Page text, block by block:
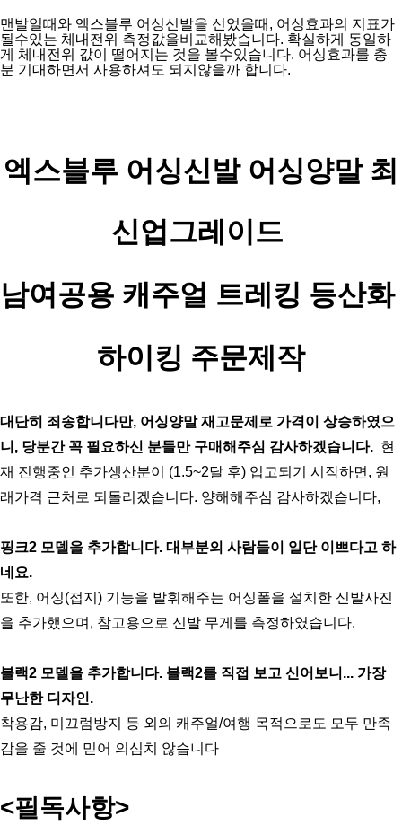
맨발일때와 엑스블루 어싱신발을 신었을때, 어싱효과의 지표가
될수있는 체내전위 측정값을비교해봤습니다. 확실하게 동일하
게 체내전위 값이 떨어지는 것을 볼수있습니다. 어싱효과를 충
분 기대하면서 사용하셔도 되지않을까 합니다.
엑스블루 어싱신발 어싱양말 최
신업그레이드
남여공용 캐주얼 트레킹 등산화
하이킹 주문제작
대단히 죄송합니다만, 어싱양말 재고문제로 가격이 상승하였으
니, 당분간 꼭 필요하신 분들만 구매해주심 감사하겠습니다. 현
재 진행중인 추가생산분이 (1.5~2달 후) 입고되기 시작하면, 원
래가격 근처로 되돌리겠습니다. 양해해주심 감사하겠습니다,
핑크2 모델을 추가합니다. 대부분의 사람들이 일단 이쁘다고 하
네요.
또한, 어싱(접지) 기능을 발휘해주는 어싱폴을 설치한 신발사진
을 추가했으며, 참고용으로 신발 무게를 측정하였습니다.
블랙2 모델을 추가합니다. 블랙2를 직접 보고 신어보니... 가장
무난한 디자인.
착용감, 미끄럼방지 등 외의 캐주얼/여행 목적으로도 모두 만족
감을 줄 것에 믿어 의심치 않습니다
<필독사항>